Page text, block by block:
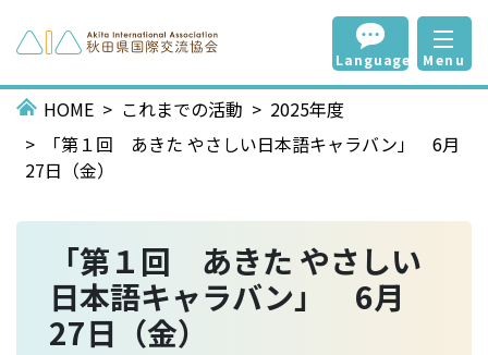
Language Menu
HOME これまでの活動
2025年度
「第１回 あきた やさしい日本語キャラバン」 6月
27日（金）
「第１回 あきた やさしい
日本語キャラバン」 6月
27日（金）